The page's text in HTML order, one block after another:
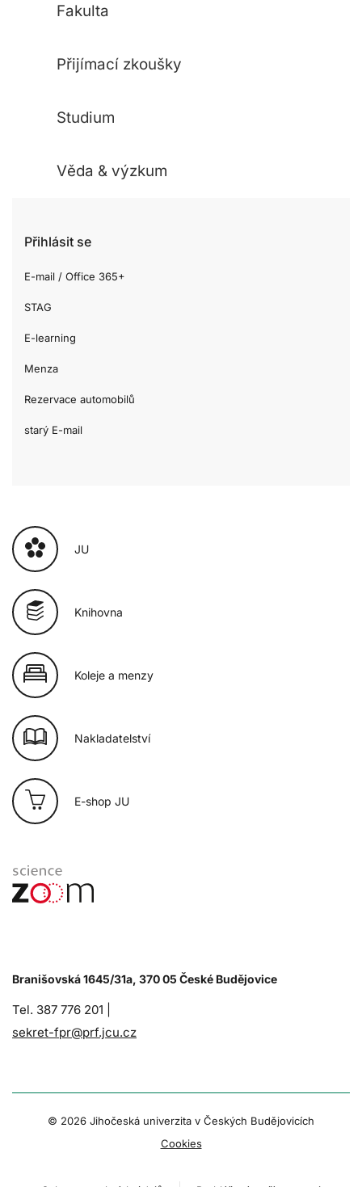
Fakulta
Přijímací zkoušky
Studium
Věda & výzkum
Přihlásit se
E-mail / Office 365+
STAG
E-learning
Menza
Rezervace automobilů
starý E-mail
JU
Knihovna
Koleje a menzy
Nakladatelství
E-shop JU
Branišovská 1645/31a, 370 05 České Budějovice
Tel. 387 776 201 |
sekret-fpr@prf.jcu.cz
© 2026 Jihočeská univerzita v Českých Budějovicích
Cookies